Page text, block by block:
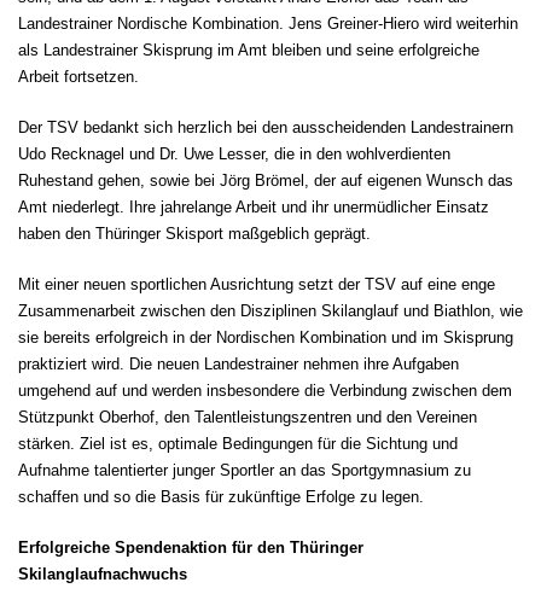
Landestrainer Nordische Kombination. Jens Greiner-Hiero wird weiterhin
als Landestrainer Skisprung im Amt bleiben und seine erfolgreiche
Arbeit fortsetzen.
Der TSV bedankt sich herzlich bei den ausscheidenden Landestrainern
Udo Recknagel und Dr. Uwe Lesser, die in den wohlverdienten
Ruhestand gehen, sowie bei Jörg Brömel, der auf eigenen Wunsch das
Amt niederlegt. Ihre jahrelange Arbeit und ihr unermüdlicher Einsatz
haben den Thüringer Skisport maßgeblich geprägt.
Mit einer neuen sportlichen Ausrichtung setzt der TSV auf eine enge
Zusammenarbeit zwischen den Disziplinen Skilanglauf und Biathlon, wie
sie bereits erfolgreich in der Nordischen Kombination und im Skisprung
praktiziert wird. Die neuen Landestrainer nehmen ihre Aufgaben
umgehend auf und werden insbesondere die Verbindung zwischen dem
Stützpunkt Oberhof, den Talentleistungszentren und den Vereinen
stärken. Ziel ist es, optimale Bedingungen für die Sichtung und
Aufnahme talentierter junger Sportler an das Sportgymnasium zu
schaffen und so die Basis für zukünftige Erfolge zu legen.
Erfolgreiche Spendenaktion für den Thüringer
Skilanglaufnachwuchs